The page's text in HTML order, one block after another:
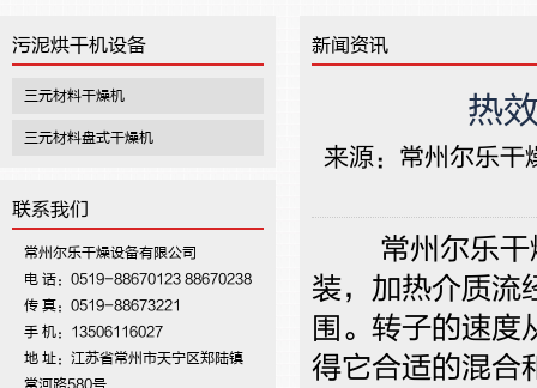
污泥烘干机设备
三元材料干燥机
三元材料盘式干燥机
联系我们
常州尔乐干燥设备有限公司
电 话：0519-88670123 88670238
传 真：0519-88673221
手 机：13506116027
地 址：江苏省常州市天宁区郑陆镇
常河路580号
新闻资讯
热
来源： 常州尔乐干
常州尔乐干燥
装，加热介质流
围。转子的速
得它合适的混合